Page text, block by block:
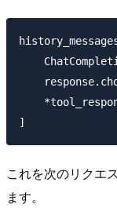
これを次のリクエ
ます。